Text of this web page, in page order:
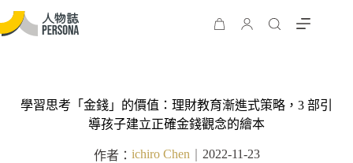
學習思考「金錢」的價值：理財教育漸進式策略，3 部引
導孩子建立正確金錢觀念的繪本
作者： ichiro Chen｜ 2022-11-23